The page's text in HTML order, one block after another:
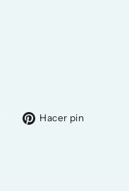
TuitearHacer pin